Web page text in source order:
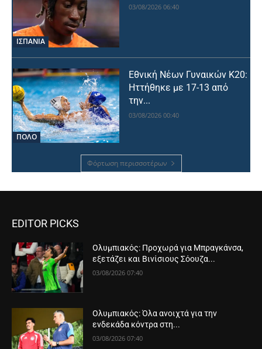
ΙΣΠΑΝΙΑ
03/08/2026 06:40
ΠΟΛΟ
Εθνική Νέων Γυναικών Κ20:
Ηττήθηκε με 17-13 από
την...
03/08/2026 00:40
Φόρτωση περισσοτέρων
EDITOR PICKS
Ολυμπιακός: Προχωρά για Μπραγκάνσα,
εξετάζει και Βινίσιους Σόουζα...
03/08/2026 07:40
Ολυμπιακός: Όλα ανοιχτά για την
ενδεκάδα κόντρα στη...
03/08/2026 07:40